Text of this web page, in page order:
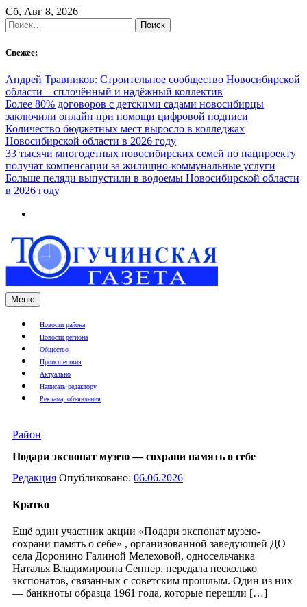
Skip
to
content
Сб, Авг 8, 2026
Найти:
Свежее:
Андрей Травников: Строительное сообщество Новосибирской
области – сплочённый и надёжный коллектив
Более 80% договоров с детскими садами новосибирцы
заключили онлайн при помощи цифровой подписи
Количество бюджетных мест выросло в колледжах
Новосибирской области в 2026 году
33 тысячи многодетных новосибирских семей по нацпроекту
получат компенсации за жилищно-коммунальные услуги
Больше пеляди выпустили в водоемы Новосибирской области
в 2026 году
Меню
Новости района
Новости региона
Общество
Происшествия
Актуально
Написать редактору
Реклама, объявления
Район
Подари экспонат музею — сохрани память о себе
Редакция Опубликовано: 06.06.2026
Кратко
Ещё один участник акции «Подари экспонат музею-
сохрани память о себе» , организованной заведующей ДО
села Доронино Галиной Мелеховой, односельчанка
Наталья Владимировна Сеннер, передала несколько
экспонатов, связанных с советским прошлым. Один из них
— банкноты образца 1961 года, которые перешли […]